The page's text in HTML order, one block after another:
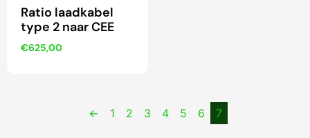
Ratio laadkabel
type 2 naar CEE
€625,00
← 1 2 3 4 5 6 7